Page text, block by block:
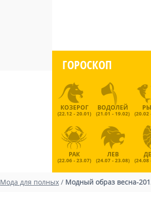
ГОРОСКОП
КОЗЕРОГ
(22.12 - 20.01)
ВОДОЛЕЙ
(21.01 - 19.02) (20.02
РАК
(22.06 - 23.07)
ЛЕВ
(24.07 - 23.08) (24.08
Мода для полных / Модный образ весна-